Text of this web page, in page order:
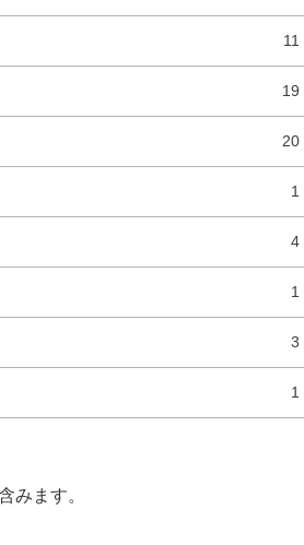
11
19
20
1
4
1
3
1
みます。